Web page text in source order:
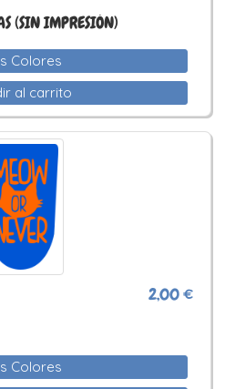
(SIN IMPRESIÓN)
Colores
al carrito
2,00 €
Colores